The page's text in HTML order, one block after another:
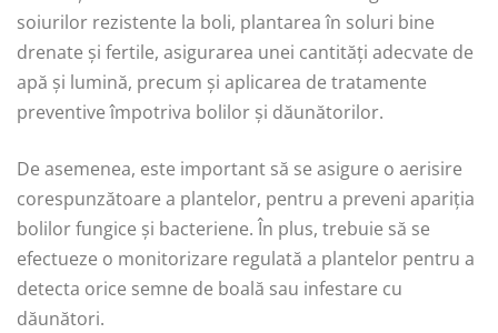
soiurilor rezistente la boli, plantarea în soluri bine
drenate și fertile, asigurarea unei cantități adecvate de
apă și lumină, precum și aplicarea de tratamente
preventive împotriva bolilor și dăunătorilor.
De asemenea, este important să se asigure o aerisire
corespunzătoare a plantelor, pentru a preveni apariția
bolilor fungice și bacteriene. În plus, trebuie să se
efectueze o monitorizare regulată a plantelor pentru a
detecta orice semne de boală sau infestare cu
dăunători.